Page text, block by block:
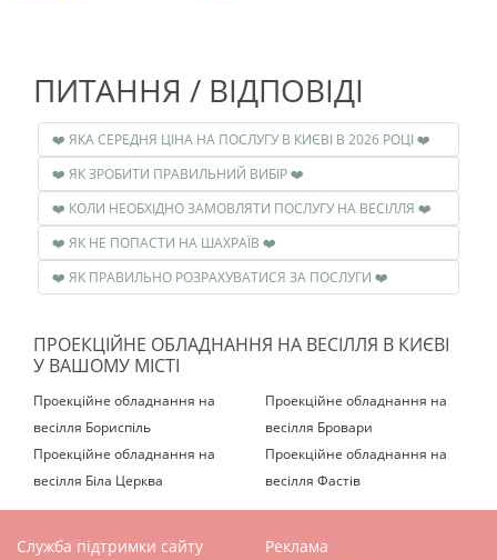
ПИТАННЯ / ВІДПОВІДІ
❤️ ЯКА СЕРЕДНЯ ЦІНА НА ПОСЛУГУ В КИЄВІ В 2026 РОЦІ ❤️
❤️ ЯК ЗРОБИТИ ПРАВИЛЬНИЙ ВИБІР ❤️
❤️ КОЛИ НЕОБХІДНО ЗАМОВЛЯТИ ПОСЛУГУ НА ВЕСІЛЛЯ ❤️
❤️ ЯК НЕ ПОПАСТИ НА ШАХРАЇВ ❤️
❤️ ЯК ПРАВИЛЬНО РОЗРАХУВАТИСЯ ЗА ПОСЛУГИ ❤️
ПРОЕКЦІЙНЕ ОБЛАДНАННЯ НА ВЕСІЛЛЯ В КИЄВІ
У ВАШОМУ МІСТІ
Проекційне обладнання на
весілля Бориспіль
Проекційне обладнання на
весілля Бровари
Проекційне обладнання на
весілля Біла Церква
Проекційне обладнання на
весілля Фастів
Служба підтримки сайту
Реклама